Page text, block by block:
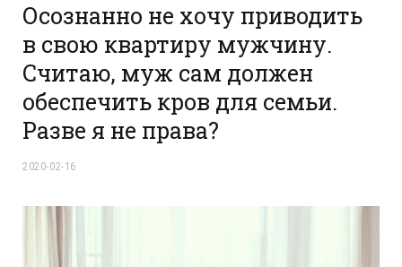
Осознанно не хочу приводить
в свою квартиру мужчину.
Считаю, муж сам должен
обеспечить кров для семьи.
Разве я не права?
2020-02-16